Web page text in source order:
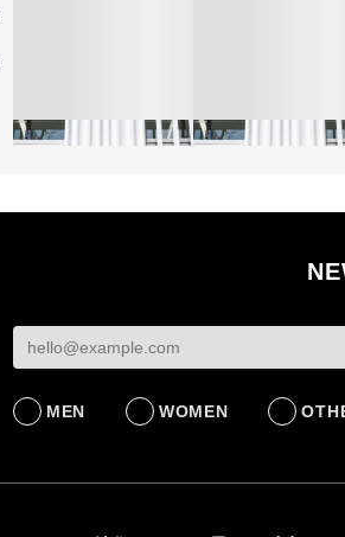
HD 被災経緯を書面で
発表
BUSINESS
オンワードHDが緊
に貴重品の常時携
BUSINESS
MEN WOMEN